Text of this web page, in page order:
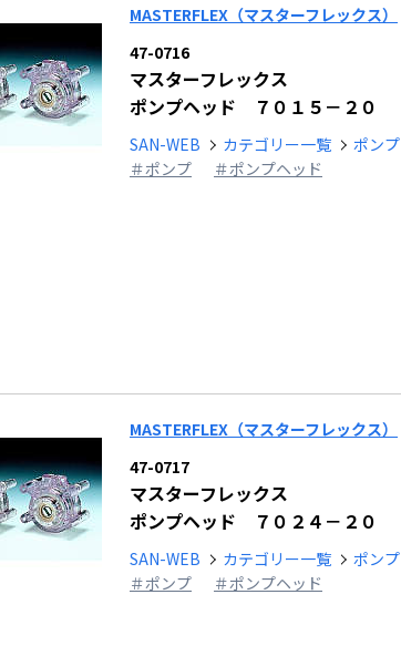
MASTERFLEX（マスターフレックス）
47-0716
マスターフレックス
ポンプヘッド ７０１５－２０
SAN-WEB カテゴリー一覧
ポンプ
＃ポンプ
＃ポンプヘッド
MASTERFLEX（マスターフレックス）
47-0717
マスターフレックス
ポンプヘッド ７０２４－２０
SAN-WEB カテゴリー一覧
ポンプ
＃ポンプ
＃ポンプヘッド